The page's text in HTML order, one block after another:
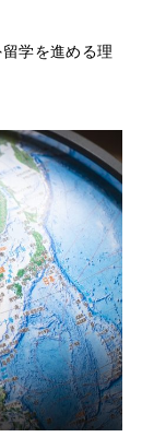
学を進める理